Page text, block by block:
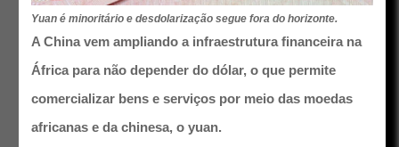
Yuan é minoritário e desdolarização segue fora do horizonte.
A China vem ampliando a infraestrutura financeira na
África para não depender do dólar, o que permite
comercializar bens e serviços por meio das moedas
africanas e da chinesa, o yuan.